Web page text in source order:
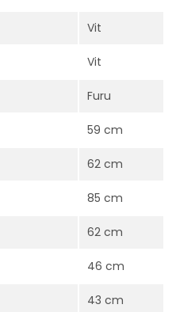
Vit
Vit
Furu
59 cm
62 cm
85 cm
62 cm
46 cm
43 cm